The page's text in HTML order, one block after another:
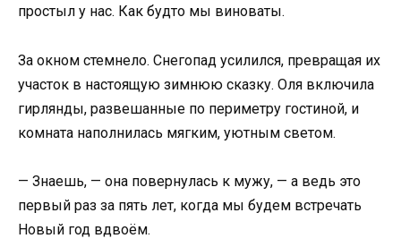
простыл у нас. Как будто мы виноваты.
За окном стемнело. Снегопад усилился, превращая их
участок в настоящую зимнюю сказку. Оля включила
гирлянды, развешанные по периметру гостиной, и
комната наполнилась мягким, уютным светом.
— Знаешь, — она повернулась к мужу, — а ведь это
первый раз за пять лет, когда мы будем встречать
Новый год вдвоём.